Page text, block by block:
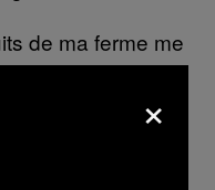
de ma ferme me
cette
la haute
la régularité et le
×